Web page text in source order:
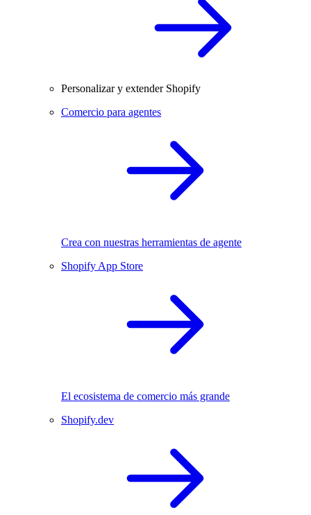
Personalizar y extender Shopify
Comercio para agentes
Crea con nuestras herramientas de agente
Shopify App Store
El ecosistema de comercio más grande
Shopify.dev